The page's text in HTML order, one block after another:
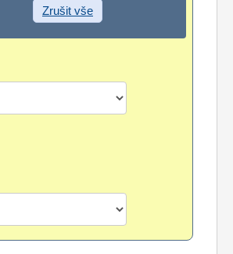
Zrušit vše